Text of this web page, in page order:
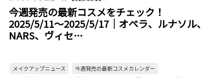
今週発売の最新コスメをチェック！
2025/5/11～2025/5/17｜オペラ、ルナソル、
NARS、ヴィセ…
メイクアップニュース 今週発売の最新コスメカレンダー